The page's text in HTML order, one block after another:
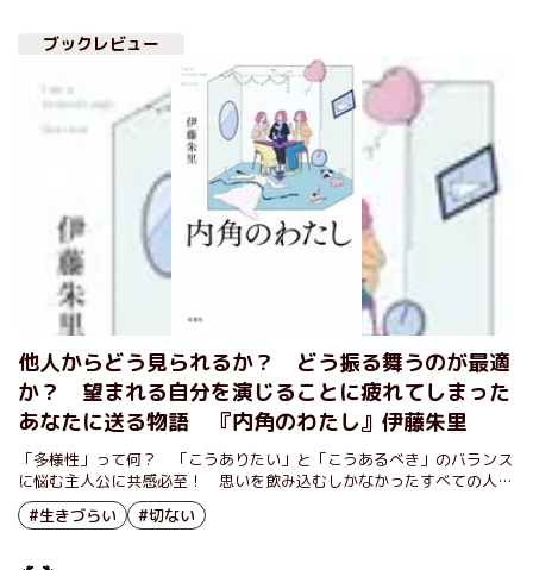
ブックレビュー
他人からどう見られるか？ どう振る舞うのが最適
か？ 望まれる自分を演じることに疲れてしまった
あなたに送る物語 『内角のわたし』伊藤朱里
「多様性」って何？ 「こうありたい」と「こうあるべき」のバランス
に悩む主人公に共感必至！ 思いを飲み込むしかなかったすべての人へ
の応援歌。
#生きづらい #切ない